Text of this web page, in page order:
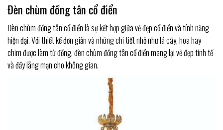
Đèn chùm đồng tân cổ điển
Đèn chùm đồng tân cổ điển là sự kết hợp giữa vẻ đẹp cổ điển và tính năng
hiện đại. Với thiết kế đơn giản và những chi tiết nhỏ như lá cây, hoa hay
chim được làm từ đồng, đèn chùm đồng tân cổ điển mang lại vẻ đẹp tinh tế
và đầy lãng mạn cho không gian.